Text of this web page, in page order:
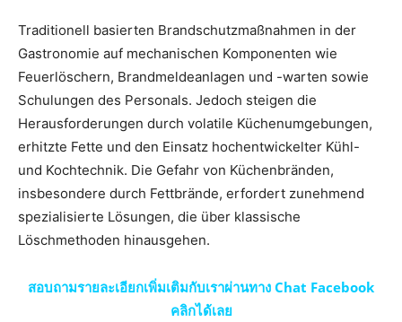
Traditionell basierten Brandschutzmaßnahmen in der
Gastronomie auf mechanischen Komponenten wie
Feuerlöschern, Brandmeldeanlagen und -warten sowie
Schulungen des Personals. Jedoch steigen die
Herausforderungen durch volatile Küchenumgebungen,
erhitzte Fette und den Einsatz hochentwickelter Kühl-
und Kochtechnik. Die Gefahr von Küchenbränden,
insbesondere durch Fettbrände, erfordert zunehmend
spezialisierte Lösungen, die über klassische
Löschmethoden hinausgehen.
สอบถามรายละเอียกเพิ่มเติมกับเราผ่านทาง Chat Facebook
คลิกได้เลย